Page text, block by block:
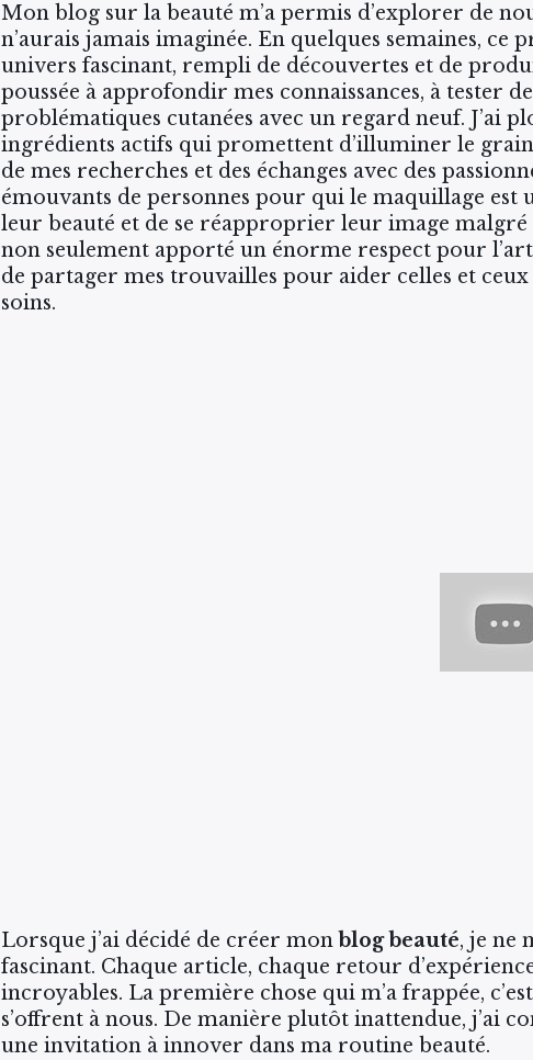
Mon blog sur la beauté m’a permis d’explorer de
n’aurais jamais imaginée. En quelques semaines,
univers fascinant, rempli de découvertes et de
poussée à approfondir mes connaissances, à tester
problématiques cutanées avec un regard neuf. J’ai
ingrédients actifs qui promettent d’illuminer le
de mes recherches et des échanges avec des
émouvants de personnes pour qui le maquillage est
leur beauté et de se réapproprier leur image malgré
non seulement apporté un énorme respect pour
de partager mes trouvailles pour aider celles et
soins.
Lorsque j’ai décidé de créer mon blog beauté, je ne
fascinant. Chaque article, chaque retour
incroyables. La première chose qui m’a frappée,
s’offrent à nous. De manière plutôt inattendue, j’ai
une invitation à innover dans ma routine beauté.